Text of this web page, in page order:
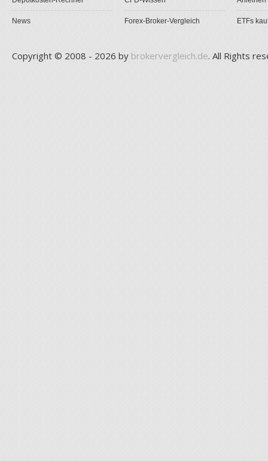
News Forex-Broker-Vergleich ETFs
Copyright © 2008 - 2026 by brokervergleich.de. All Rights